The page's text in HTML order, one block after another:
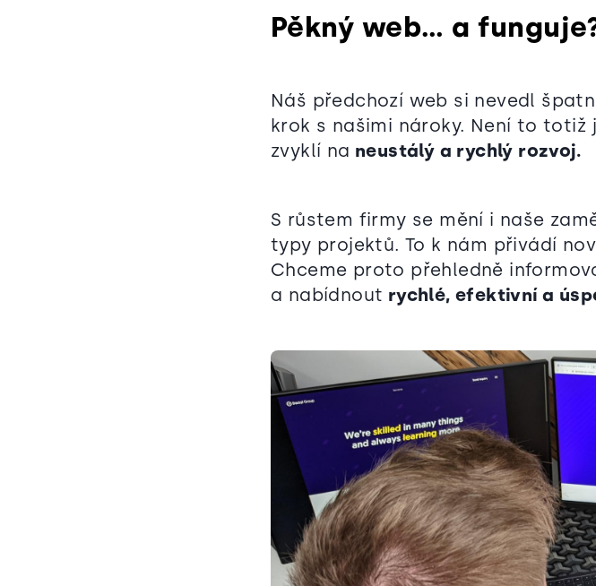
Pěkný web… a
Náš předchozí web si nevedl
krok s našimi nároky. Není to totiž
zvyklí na neustálý a rychlý rozvoj.
S růstem firmy se mění i naše
typy projektů. To k nám přivádí
Chceme proto přehledně
a nabídnout rychlé, efektivní a